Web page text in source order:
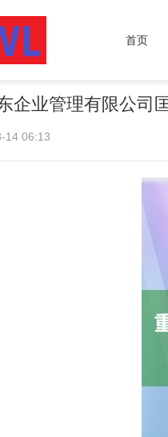
首页
企业管理有限公司
14 06:13